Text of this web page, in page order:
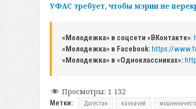
УФАС требует, чтобы мэрии не
«Молодежка» в соцсети «ВКонтакте»:
«Молодежка» в Facebook: https://
«Молодежка» в «Одноклассниках»:
Просмотры: 1 132
Метки: Дагестан казначей